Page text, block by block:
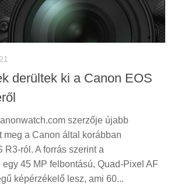
derültek ki a Canon EOS
szerzője újabb
meg a Canon által korábban
R3-ról. A forrás szerint a
45 MP felbontású, Quad-Pixel AF
képérzékelő lesz, ami 60...